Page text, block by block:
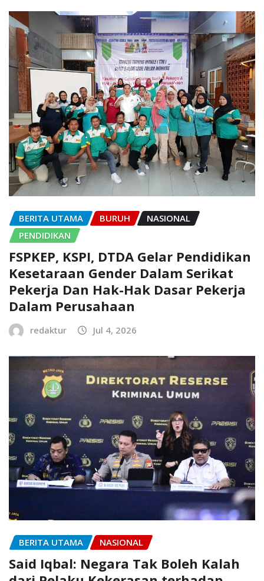
BERITA UTAMA BURUH
NASIONAL
PENDIDIKAN
FSPKEP, KSPI, DTDA Gelar Pendidikan
Kesetaraan Gender Dalam Serikat
Pekerja Dan Hak-Hak Dasar Pekerja
Dalam Perusahaan
redaktur Jul 4, 2026
BERITA UTAMA NASIONAL
Said Iqbal: Negara Tak Boleh Kalah